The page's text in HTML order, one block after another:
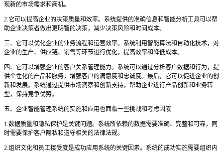
现新的市场需求和商机。
2.它可以提高企业的决策质量和效率。系统提供的准确信息和智能分析工具可以帮
助企业决策者做出更明智的决策，减少决策风险和时间成本。
三、它可以优化企业的业务流程和运营效率。系统利用智能算法和自动化技术，对
企业的生产、供应链、销售等环节进行优化，提高效率和降低成本。
四、它可以增强企业的客户关系管理能力。系统可以通过分析客户数据和行为，提
供个性化的产品和服务，增强客户的满意度和忠诚度。最后，它可以促进企业的创
新和发展。系统通过提供市场洞察和创新支持，帮助企业进行产品创新和业务转
型，保持竞争优势。
五、企业智能管理系统的实施和应用也面临一些挑战和考虑因素
1.数据质量和隐私保护是关键问题。系统所依赖的数据需要准确、完整和可靠，同
时需要保护客户隐私和遵守相关的法律法规。
2.组织文化和员工接受度是成功应用系统的关键因素。系统的成功实施需要组织内